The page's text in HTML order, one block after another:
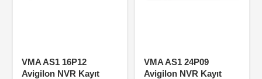
VMA AS1 16P12
Avigilon NVR Kayıt
VMA AS1 24P09
Avigilon NVR Kayıt